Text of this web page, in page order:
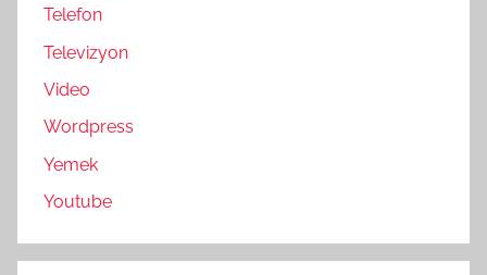
Telefon
Televizyon
Video
Wordpress
Yemek
Youtube